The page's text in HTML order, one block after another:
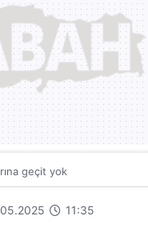
geçit yok
11:35